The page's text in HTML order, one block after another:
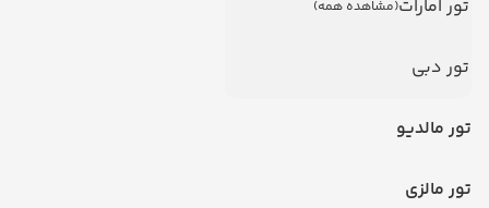
تور امارات(مشاهده همه)
تور دبی
تور مالدیو
تور مالزی